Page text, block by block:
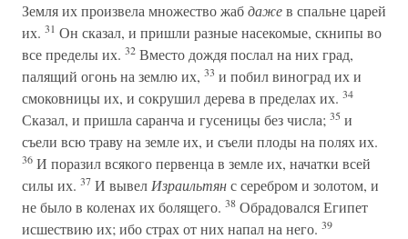
Земля их произвела множество жабдажев спальне царей
их. 31 Он сказал, и пришли разные насекомые, скнипы во
все пределы их. 32 Вместо дождя послал на них град,
палящий огонь на землю их, 33 и побил виноград их и
смоковницы их, и сокрушил дерева в пределах их. 34
Сказал, и пришла саранча и гусеницы без числа; 35 и
съели всю траву на земле их, и съели плоды на полях их.
36 И поразил всякого первенца в земле их, начатки всей
силы их. 37 И вывел Израильтянс серебром и золотом, и
не было в коленах их болящего. 38 Обрадовался Египет
исшествию их; ибо страх от них напал на него. 39